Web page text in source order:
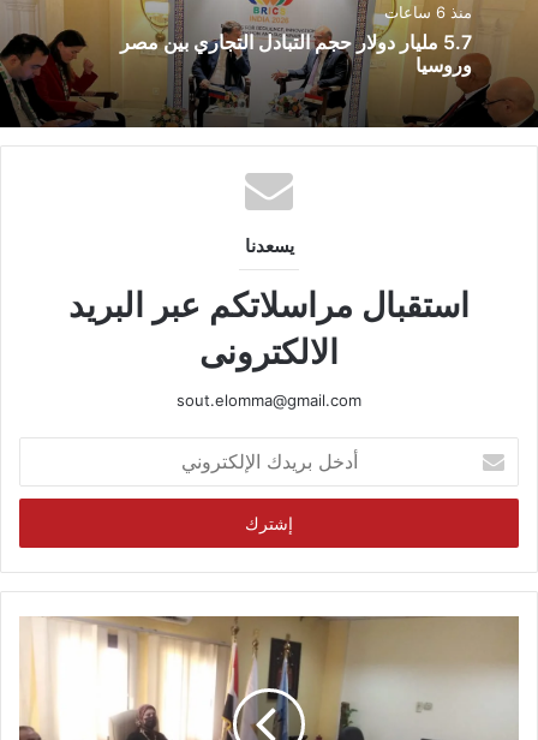
منذ 6 ساعات
5.7 مليار دولار حجم التبادل التجاري بين مصر
وروسيا
يسعدنا
استقبال مراسلاتكم عبر البريد
الالكترونى
sout.elomma@gmail.com
بريدك
الإلكتروني